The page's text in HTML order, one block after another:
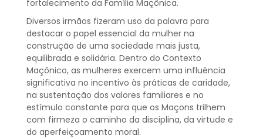
fortalecimento da Família Maçônica.
Diversos irmãos fizeram uso da palavra para
destacar o papel essencial da mulher na
construção de uma sociedade mais justa,
equilibrada e solidária. Dentro do Contexto
Maçônico, as mulheres exercem uma influência
significativa no incentivo às práticas de caridade,
na sustentação dos valores familiares e no
estímulo constante para que os Maçons trilhem
com firmeza o caminho da disciplina, da virtude e
do aperfeiçoamento moral.